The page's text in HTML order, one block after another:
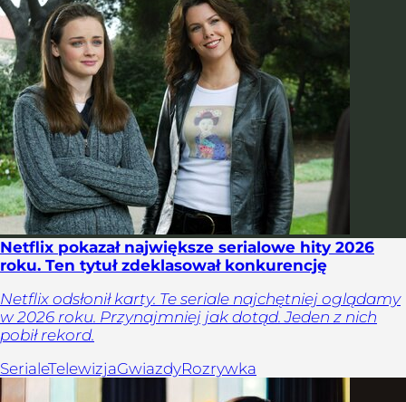
Netflix pokazał największe serialowe hity 2026
roku. Ten tytuł zdeklasował konkurencję
Netflix odsłonił karty. Te seriale najchętniej oglądamy
w 2026 roku. Przynajmniej jak dotąd. Jeden z nich
pobił rekord.
SerialeTelewizjaGwiazdyRozrywka